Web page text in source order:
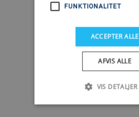
FUNKTIONALITET
ACCEPTER ALLE
AFVIS ALLE
VIS DETALJER